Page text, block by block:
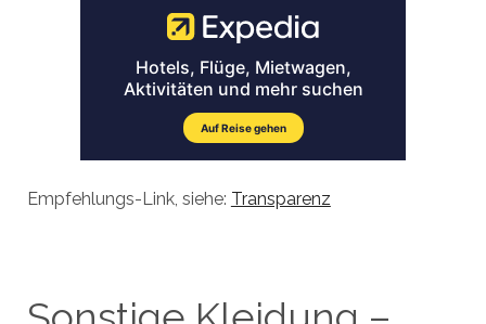
Empfehlungs-Link, siehe: Transparenz